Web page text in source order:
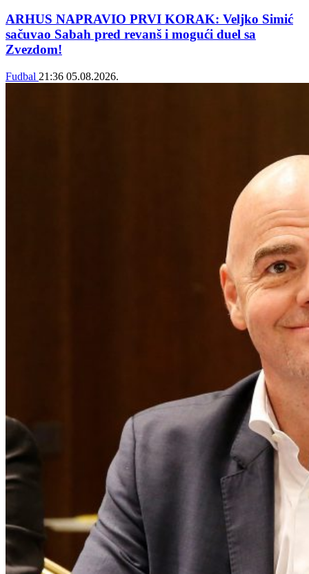
ARHUS NAPRAVIO PRVI KORAK: Veljko Simić
sačuvao Sabah pred revanš i mogući duel sa
Zvezdom!
Fudbal 21:36 05.08.2026.